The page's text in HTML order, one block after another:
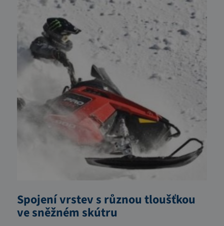
Spojení vrstev s různou tloušťkou
ve sněžném skútru